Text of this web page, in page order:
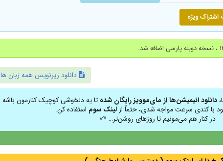
اشتراک ویژه
دانلود زیرنویس همه زبان ها
دانلود انیمیشن‌ها از مای‌موویز رایگان شده تا یه دلخوشی کوچیک کنارمون باشه
با کندی سرعت مواجه شدی، حتماً از لینک سوم استفاده کن.
در کنار هم می‌مونیم تا روزهای روشن‌تر… 🌱